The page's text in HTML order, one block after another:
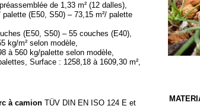
de 1,33 m² (12 dalles),
palette (E50, S50) – 73,15 m²/ palette
(E50, S50) – 55 couches (E40),
kg/m² selon modèle,
à 560 kg/palette selon modèle,
Surface : 1258,18 à 1609,30 m²,
à camion TÜV DIN EN ISO 124 E et